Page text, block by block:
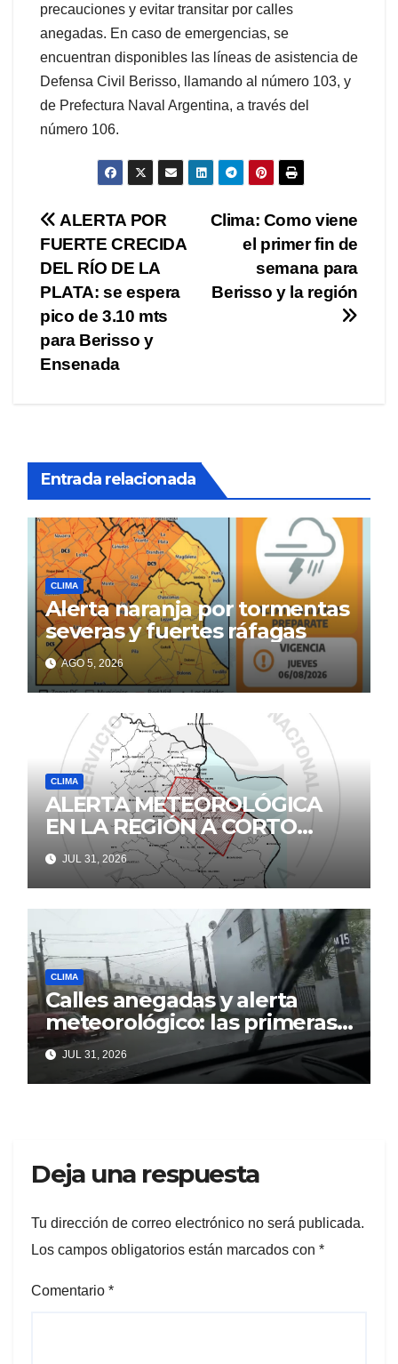
precauciones y evitar transitar por calles
anegadas. En caso de emergencias, se
encuentran disponibles las líneas de asistencia de
Defensa Civil Berisso, llamando al número 103, y
de Prefectura Naval Argentina, a través del
número 106.
Navegación
de
entradas
Clima: Como viene
el primer fin de
semana para
Berisso y la región
ALERTA POR
FUERTE CRECIDA
DEL RÍO DE LA
PLATA: se espera
pico de 3.10 mts
para Berisso y
Ensenada
Entrada relacionada
CLIMA
Alerta naranja por tormentas
severas y fuertes ráfagas
AGO 5, 2026
CLIMA
ALERTA METEOROLÓGICA
EN LA REGIÓN A CORTO
PLAZO
JUL 31, 2026
CLIMA
Calles anegadas y alerta
meteorológico: las primeras
lluvia complicaron Berisso
JUL 31, 2026
Deja una respuesta
Tu dirección de correo electrónico no será publicada.
Los campos obligatorios están marcados con *
Comentario *